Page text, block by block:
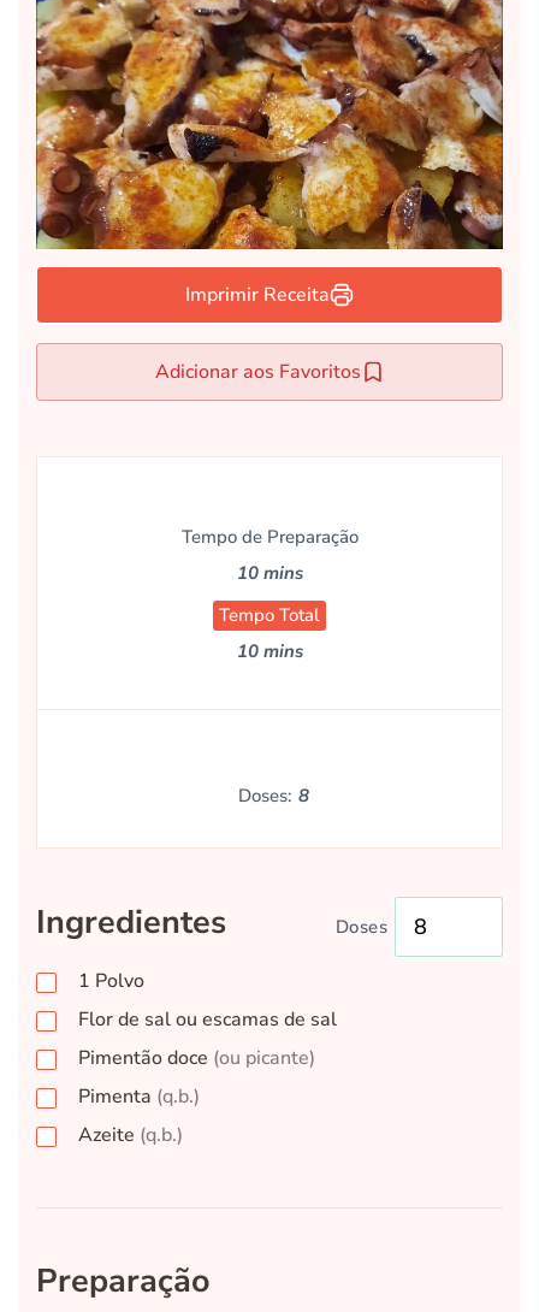
Imprimir Receita
Adicionar aos Favoritos
Tempo de Preparação
10 mins
Tempo Total
10 mins
Doses: 8
Ingredientes Doses
1 Polvo
Flor de sal ou escamas de sal
Pimentão doce (ou picante)
Pimenta (q.b.)
Azeite (q.b.)
Preparação